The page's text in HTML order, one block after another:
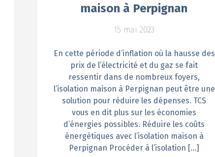
maison à Perpignan
15 mai 2023
En cette période d’inflation où la hausse des
prix de l’électricité et du gaz se fait
ressentir dans de nombreux foyers,
l’isolation maison à Perpignan peut être une
solution pour réduire les dépenses. TCS
vous en dit plus sur les économies
d’énergies possibles. Réduire les coûts
énergétiques avec l’isolation maison à
Perpignan Procéder à l’isolation […]